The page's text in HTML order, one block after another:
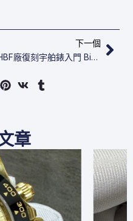
下一個
HBF廠復刻宇舶錶入門​​​ Big Bang Unico 421.NM.1170.RX
下
章